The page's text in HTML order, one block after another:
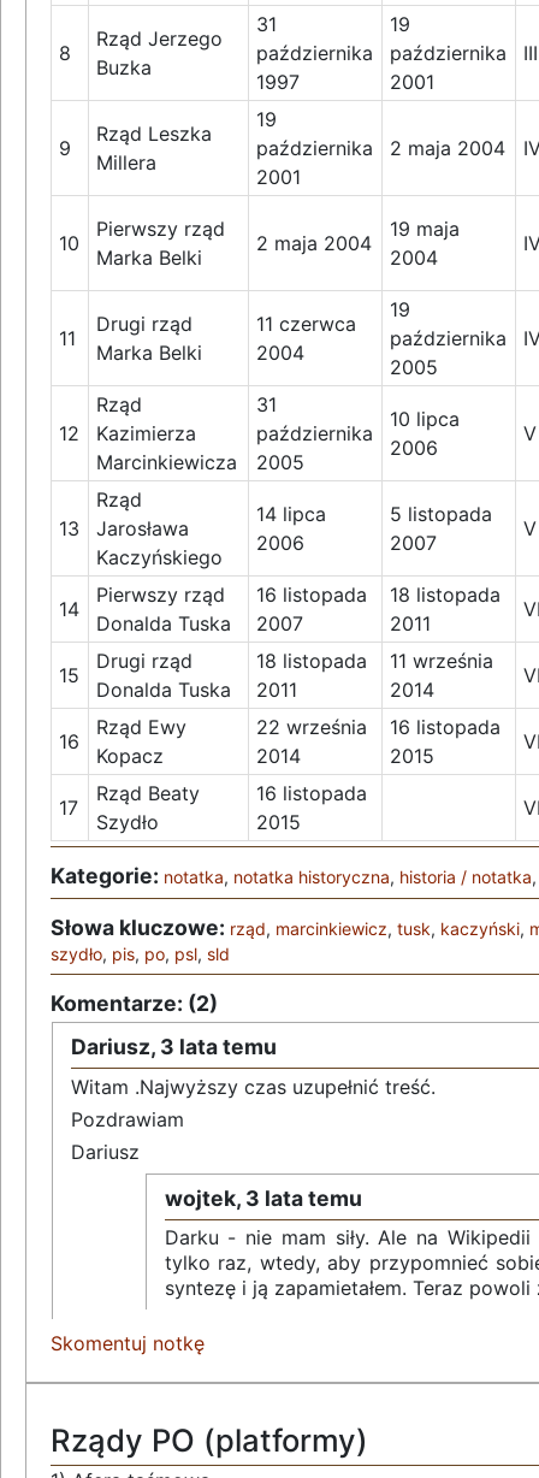
8
Rząd Jerzego
Buzka
31
października
1997
19
października
2001
III
9
Rząd Leszka
Millera
19
października
2001
2 maja 2004
10
Pierwszy rząd
Marka Belki
2 maja 2004
19 maja
2004
11
Drugi rząd
Marka Belki
11 czerwca
2004
19
października
2005
12
Rząd
Kazimierza
Marcinkiewicza
31
października
2005
10 lipca
2006
V
13
Rząd
Jarosława
Kaczyńskiego
14 lipca
2006
5 listopada
2007
V
14
Pierwszy rząd
Donalda Tuska
16 listopada
2007
18 listopada
2011
15
Drugi rząd
Donalda Tuska
18 listopada
2011
11 września
2014
16
Rząd Ewy
Kopacz
22 września
2014
16 listopada
2015
17
Rząd Beaty
Szydło
16 listopada
2015
Kategorie: notatka, notatka historyczna, historia / notatka
Słowa kluczowe: rząd, marcinkiewicz, tusk, kaczyński,
szydło, pis, po, psl, sld
Komentarze: (2)
Dariusz, 3 lata temu
Witam .Najwyższy czas uzupełnić treść.
Pozdrawiam
Dariusz
wojtek, 3 lata temu
Darku - nie mam siły. Ale na
tylko raz, wtedy, aby przypomnieć
syntezę i ją zapamietałem. Teraz powoli
Skomentuj notkę
Rządy PO (platformy)